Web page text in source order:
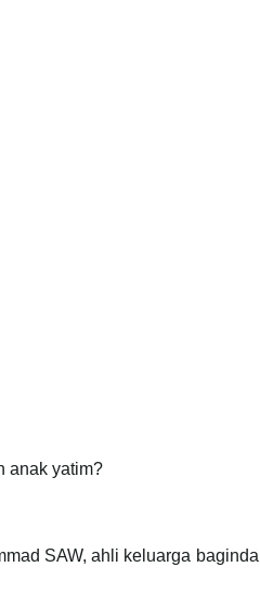
anak yatim?
SAW, ahli keluarga